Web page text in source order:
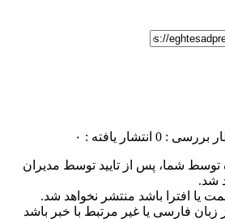
بررسی : 0 انتشار یافته : ۰
شما، پس از تایید توسط مدیران
شد.
یا افترا باشد منتشر نخواهد شد.
زبان فارسی یا غیر مرتبط با خبر باشد